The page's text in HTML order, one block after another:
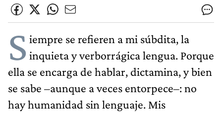
S iempre se refieren a mi súbdita, la
inquieta y verborrágica lengua. Porque
ella se encarga de hablar, dictamina, y bien
se sabe –aunque a veces entorpece–: no
hay humanidad sin lenguaje. Mis